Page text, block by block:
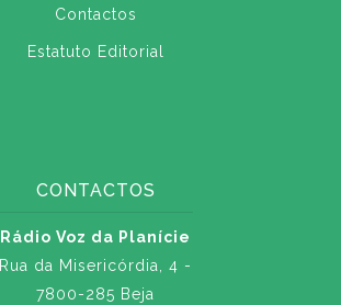
Contactos
Estatuto Editorial
CONTACTOS
Rádio Voz da Planície
Rua da Misericórdia, 4 -
7800-285 Beja